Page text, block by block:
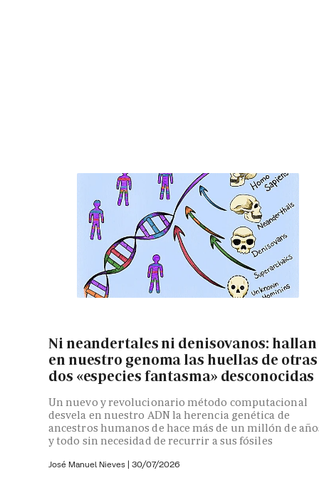
Ni neandertales ni denisovanos: hallan
en nuestro genoma las huellas de otras
dos «especies fantasma» desconocidas
Un nuevo y revolucionario método computacional
desvela en nuestro ADN la herencia genética de
ancestros humanos de hace más de un millón de
y todo sin necesidad de recurrir a sus fósiles
José Manuel Nieves | 30/07/2026